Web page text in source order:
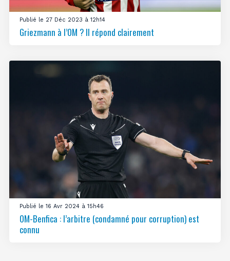
Publié le 27 Déc 2023 à 12h14
Griezmann à l’OM ? Il répond clairement
Publié le 16 Avr 2024 à 15h46
OM-Benfica : l’arbitre (condamné pour corruption) est
connu